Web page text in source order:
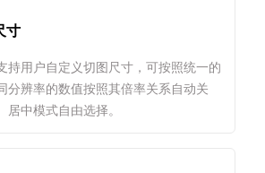
寸
持用户自定义切图尺寸，可按照统一的
分辨率的数值按照其倍率关系自动关
中模式自由选择。